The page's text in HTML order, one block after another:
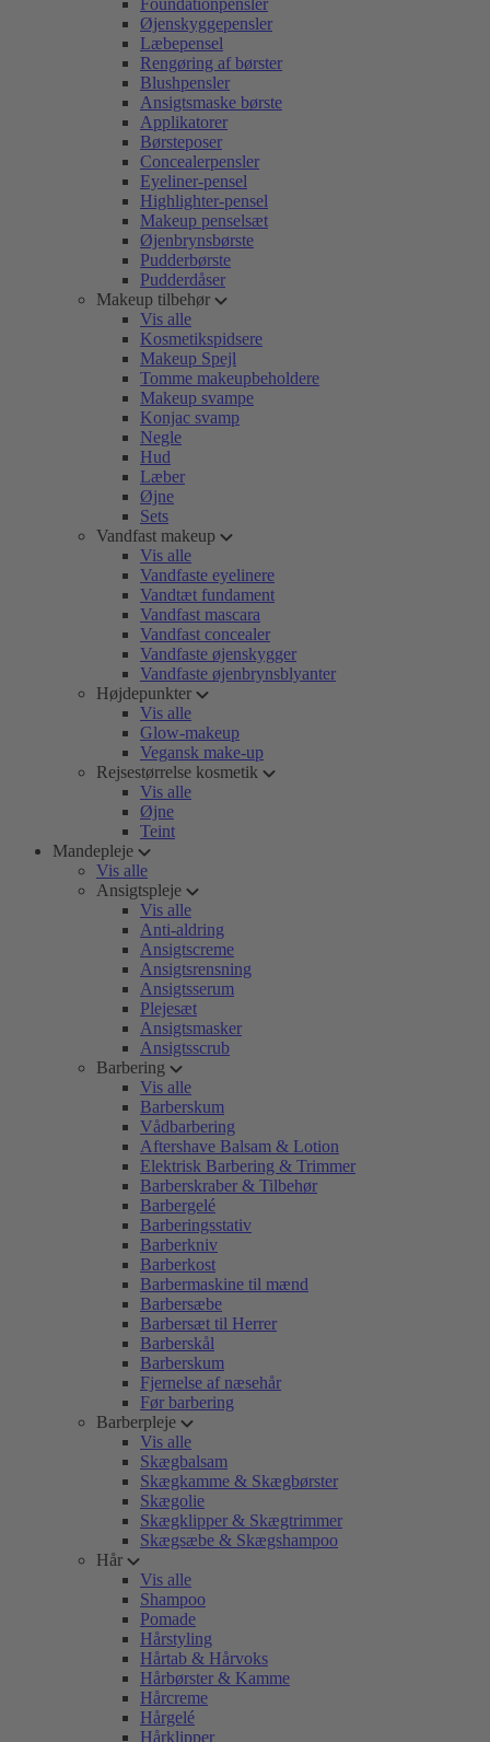
Foundationpensler
Øjenskyggepensler
Læbepensel
Rengøring af børster
Blushpensler
Ansigtsmaske børste
Applikatorer
Børsteposer
Concealerpensler
Eyeliner-pensel
Highlighter-pensel
Makeup penselsæt
Øjenbrynsbørste
Pudderbørste
Pudderdåser
Makeup tilbehør
Vis alle
Kosmetikspidsere
Makeup Spejl
Tomme makeupbeholdere
Makeup svampe
Konjac svamp
Negle
Hud
Læber
Øjne
Sets
Vandfast makeup
Vis alle
Vandfaste eyelinere
Vandtæt fundament
Vandfast mascara
Vandfast concealer
Vandfaste øjenskygger
Vandfaste øjenbrynsblyanter
Højdepunkter
Vis alle
Glow-makeup
Vegansk make-up
Rejsestørrelse kosmetik
Vis alle
Øjne
Teint
Mandepleje
Vis alle
Ansigtspleje
Vis alle
Anti-aldring
Ansigtscreme
Ansigtsrensning
Ansigtsserum
Plejesæt
Ansigtsmasker
Ansigtsscrub
Barbering
Vis alle
Barberskum
Vådbarbering
Aftershave Balsam & Lotion
Elektrisk Barbering & Trimmer
Barberskraber & Tilbehør
Barbergelé
Barberingsstativ
Barberkniv
Barberkost
Barbermaskine til mænd
Barbersæbe
Barbersæt til Herrer
Barberskål
Barberskum
Fjernelse af næsehår
Før barbering
Barberpleje
Vis alle
Skægbalsam
Skægkamme & Skægbørster
Skægolie
Skægklipper & Skægtrimmer
Skægsæbe & Skægshampoo
Hår
Vis alle
Shampoo
Pomade
Hårstyling
Hårtab & Hårvoks
Hårbørster & Kamme
Hårcreme
Hårgelé
Hårklipper